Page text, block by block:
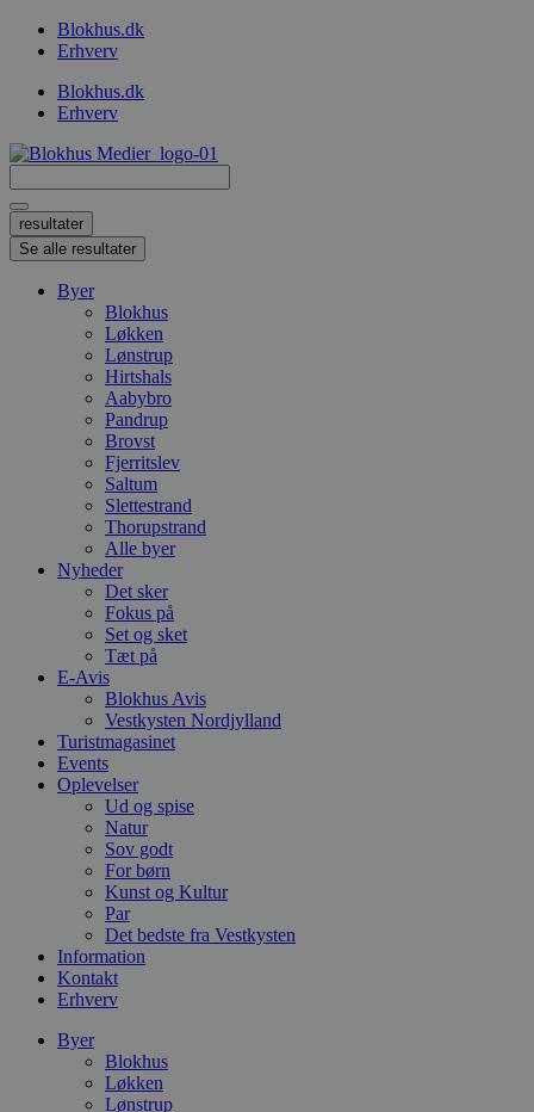
VidereBlokhus.dk
Erhverv
Blokhus.dk
Erhverv
...
resultater
Se alle resultater
Byer
Blokhus
Løkken
Lønstrup
Hirtshals
Aabybro
Pandrup
Brovst
Fjerritslev
Saltum
Slettestrand
Thorupstrand
Alle byer
Nyheder
Det sker
Fokus på
Set og sket
Tæt på
E-Avis
Blokhus Avis
Vestkysten Nordjylland
Turistmagasinet
Events
Oplevelser
Ud og spise
Natur
Sov godt
For børn
Kunst og Kultur
Par
Det bedste fra Vestkysten
Information
Kontakt
Erhverv
Byer
Blokhus
Løkken
Lønstrup